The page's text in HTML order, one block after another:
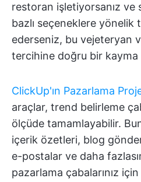
restoran işletiyorsanız ve
bazlı seçeneklere yönelik
ederseniz, bu vejeteryan
tercihine doğru bir
ClickUp'ın Pazarlama
araçlar, trend belirleme
ölçüde tamamlayabilir.
içerik özetleri, blog
e-postalar ve daha
pazarlama çabalarınız